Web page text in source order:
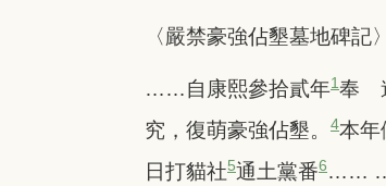
〈嚴禁豪強佔墾墓地碑記
……自康熙參拾貳年1奉
究，復萌豪強佔墾。
4本
日打貓社5通土黨番6……